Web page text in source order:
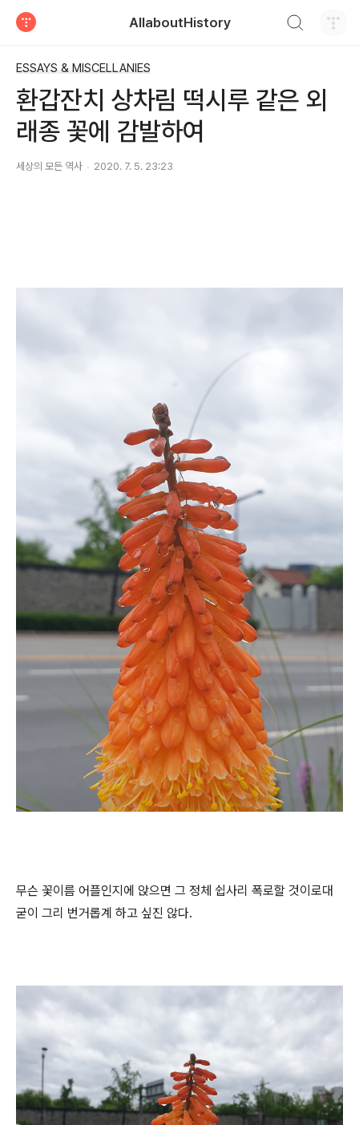
AllaboutHistory
ESSAYS & MISCELLANIES
환갑잔치 상차림 떡시루 같은 외
래종 꽃에 감발하여
세상의 모든 역사 2020. 7. 5. 23:23
무슨 꽃이름 어플인지에 앉으면 그 정체 쉽사리 폭로할 것이로대
굳이 그리 번거롭계 하고 싶진 않다.